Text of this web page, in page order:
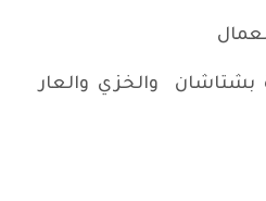
بشتاشان والخزي والعار